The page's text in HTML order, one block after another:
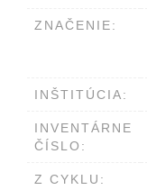
ZNAČENIE:
INŠTITÚCIA:
INVENTÁRNE
ČÍSLO:
Z CYKLU: